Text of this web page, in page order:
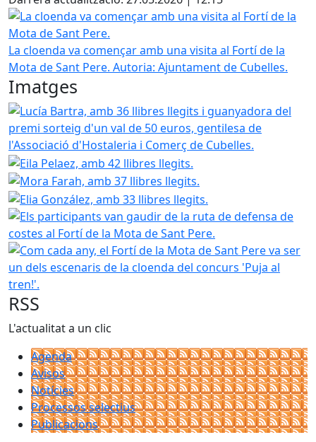
La cloenda va començar amb una visita al Fortí de la
La cloenda va començar amb una visita al Fortí de la
Mota de Sant Pere. Autoria: Ajuntament de Cubelles.
Imatges
Lucía Bartra, amb 36 llibres llegits i guanyadora del
Eila Pelaez, amb 42 llibres llegits.
Com cada any, el Fortí de la Mota de Sant Pere va ser
RSS
L'actualitat a un clic
Agenda
Avisos
Notícies
Processos selectius
Publicacions